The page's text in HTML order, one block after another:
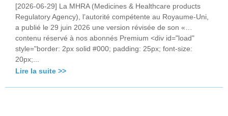
[2026-06-29] La MHRA (Medicines & Healthcare products
Regulatory Agency), l’autorité compétente au Royaume-Uni,
a publié le 29 juin 2026 une version révisée de son «…
contenu réservé à nos abonnés Premium <div id="load"
style="border: 2px solid #000; padding: 25px; font-size:
20px;...
Lire la suite >>